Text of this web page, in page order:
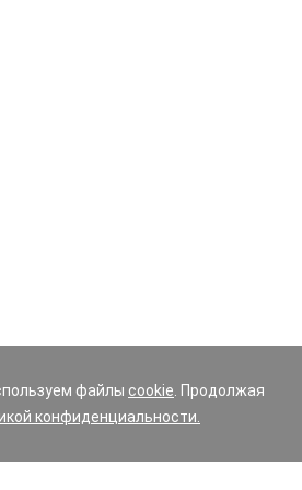
файлы cookie . Продолжая
конфиденциальности.